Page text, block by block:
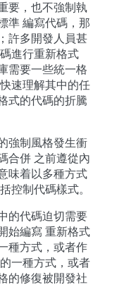
要，也不強制執
準 編寫代碼，那
許多開發人員甚
進行重新格式
需要一些統一格
速理解其中的任
式的代碼的折騰
強制風格發生衝
合併 之前遵從內
味着以多種方式
控制代碼樣式。
的代碼迫切需要
始編寫 重新格式
種方式，或者作
一種方式，或者
的修復被開發社